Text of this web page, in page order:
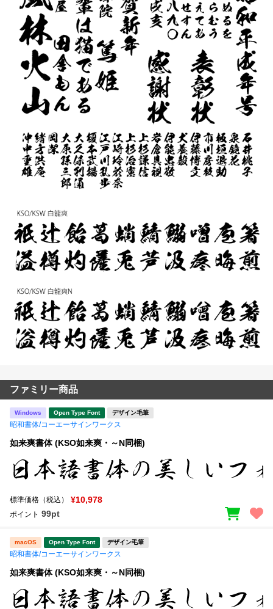
ファミリー商品
Windows Open Type Font デザイン毛筆
昭和書体/コーエーサインワークス
如来爽書体 (KSO如来爽・～N同梱)
標準価格（税込） ¥10,978
ポイント 99pt
macOS Open Type Font デザイン毛筆
昭和書体/コーエーサインワークス
如来爽書体 (KSO如来爽・～N同梱)